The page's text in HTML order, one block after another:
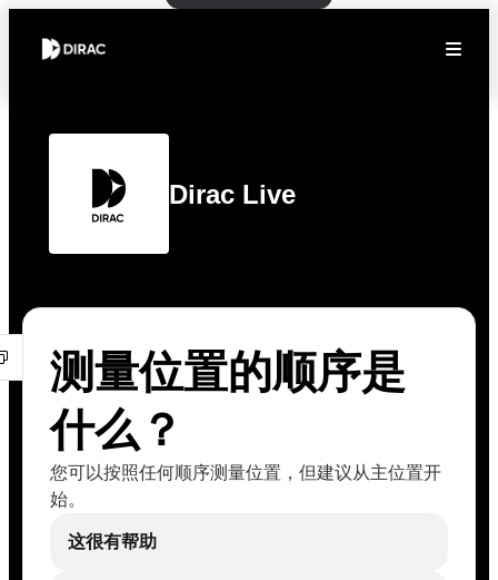
Dirac Live
测量位置的顺序是
什么？
您可以按照任何顺序测量位置，但建议从主位置开
始。
这很有帮助